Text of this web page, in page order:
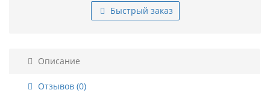
Быстрый заказ
Описание
Отзывов (0)